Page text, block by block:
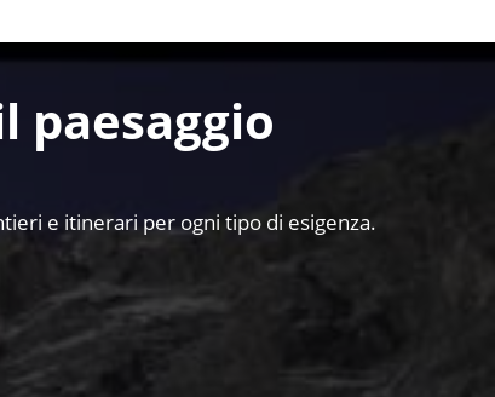
paesaggio
e itinerari per ogni tipo di esigenza.